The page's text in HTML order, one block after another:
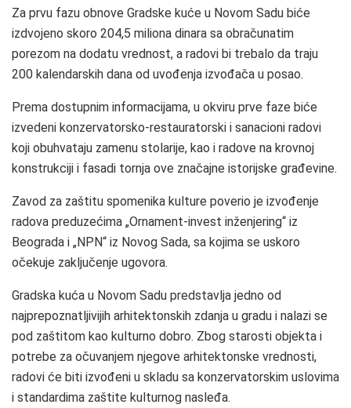
Za prvu fazu obnove Gradske kuće u Novom Sadu biće
izdvojeno skoro 204,5 miliona dinara sa obračunatim
porezom na dodatu vrednost, a radovi bi trebalo da traju
200 kalendarskih dana od uvođenja izvođača u posao.
Prema dostupnim informacijama, u okviru prve faze biće
izvedeni konzervatorsko-restauratorski i sanacioni radovi
koji obuhvataju zamenu stolarije, kao i radove na krovnoj
konstrukciji i fasadi tornja ove značajne istorijske građevine.
Zavod za zaštitu spomenika kulture poverio je izvođenje
radova preduzećima „Ornament-invest inženjering“ iz
Beograda i „NPN“ iz Novog Sada, sa kojima se uskoro
očekuje zaključenje ugovora.
Gradska kuća u Novom Sadu predstavlja jedno od
najprepoznatljivijih arhitektonskih zdanja u gradu i nalazi se
pod zaštitom kao kulturno dobro. Zbog starosti objekta i
potrebe za očuvanjem njegove arhitektonske vrednosti,
radovi će biti izvođeni u skladu sa konzervatorskim uslovima
i standardima zaštite kulturnog nasleđa.